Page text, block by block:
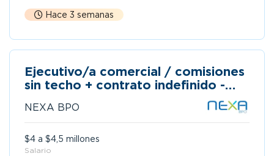
Hace 3 semanas
Ejecutivo/a comercial / comisiones
sin techo + contrato indefinido -
NEXA BPO
$4 a $4,5 millones
Salario